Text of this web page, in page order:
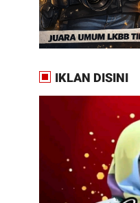
IKLAN DISINI